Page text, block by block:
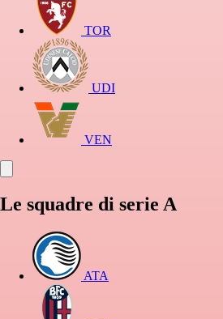
TOR
UDI
VEN
Le squadre di serie A
ATA